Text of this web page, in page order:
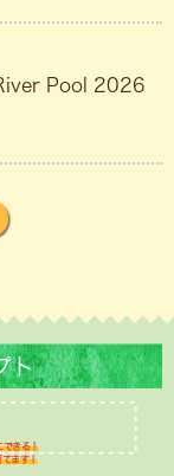
Pool 2026
ト
できる！
てます！